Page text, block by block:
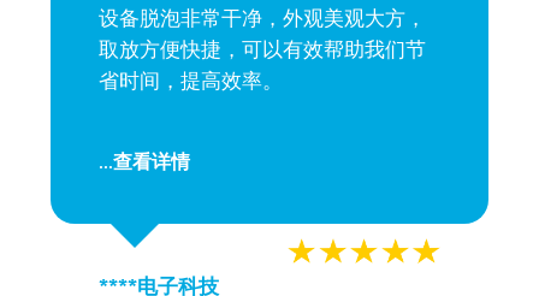
设备脱泡非常干净，外观美观大方，
取放方便快捷，可以有效帮助我们节
省时间，提高效率。
...查看详情
****电子科技